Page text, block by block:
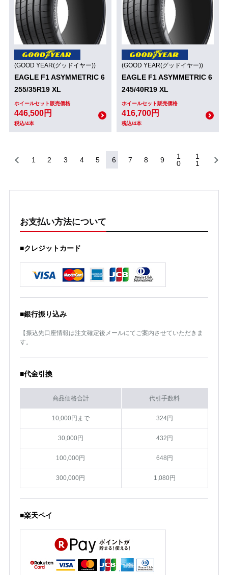
(GOOD YEAR(グッドイヤー))
EAGLE F1 ASYMMETRIC 6
255/35R19 XL
ホイールセット販売価格
446,500円
税込/4本
(GOOD YEAR(グッドイヤー))
EAGLE F1 ASYMMETRIC 6
245/40R19 XL
ホイールセット販売価格
416,700円
税込/4本
1 2 3 4 5 6 7 8 9
1
0
1
1
お支払い方法について
■クレジットカード
■銀行振り込み
【振込先口座情報は注文確定後メールにてご案内させていただきま
す。
■代金引換
商品価格合計 代引手数料
10,000円まで 324円
30,000円 432円
100,000円 648円
300,000円 1,080円
■楽天ペイ